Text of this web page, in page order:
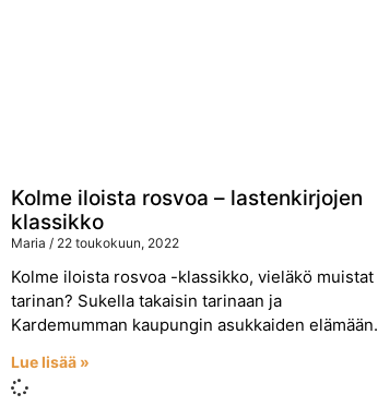
Kolme iloista rosvoa – lastenkirjojen
klassikko
Maria 22 toukokuun, 2022
Kolme iloista rosvoa -klassikko, vieläkö muistat
tarinan? Sukella takaisin tarinaan ja
Kardemumman kaupungin asukkaiden elämään.
Lue lisää »